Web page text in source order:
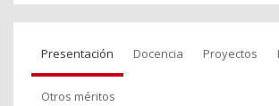
Presentación Docencia Proyectos
Otros méritos